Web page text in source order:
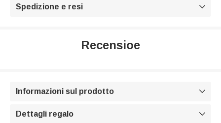
Spedizione e resi 
Recensioe
Informazioni sul prodotto 
Dettagli regalo 